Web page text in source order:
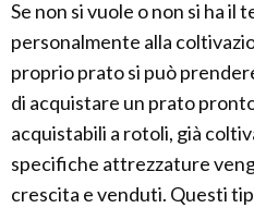
Se non si vuole o non si ha il
personalmente alla
proprio prato si può
di acquistare un prato
acquistabili a rotoli, già
specifiche attrezzature
crescita e venduti. Questi